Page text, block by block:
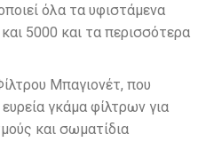
όλα τα υφιστάμενα
5000 και τα περισσότερα
Μπαγιονέτ, που
γκάμα φίλτρων για
και σωματίδια